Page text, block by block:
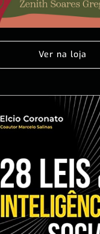
Ver na loja